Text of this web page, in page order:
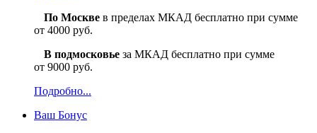
По Москве в пределах МКАД бесплатно при сумме
от 4000 руб.
В подмосковье за МКАД бесплатно при сумме
от 9000 руб.
Подробно...
Ваш Бонус